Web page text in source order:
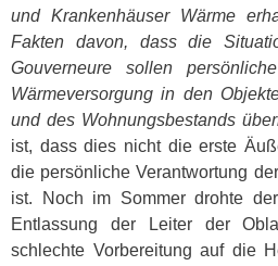
und Krankenhäuser Wärme
Fakten davon, dass die
Gouverneure sollen
Wärmeversorgung in den
und des Wohnungsbestands
ist, dass dies nicht die erste
die persönliche Verantwortung
ist. Noch im Sommer drohte
Entlassung der Leiter der
schlechte Vorbereitung auf die